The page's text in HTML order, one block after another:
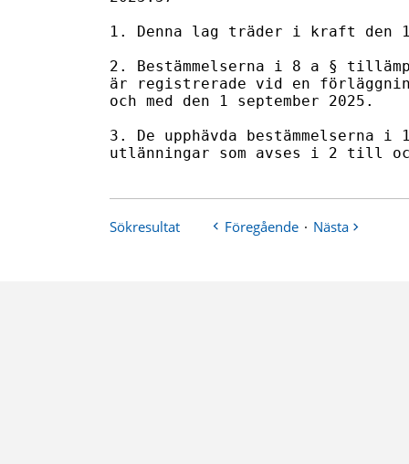
Sökresultat Föregående · Nästa